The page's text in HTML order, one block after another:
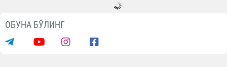
ОБУНА БЎЛИНГ